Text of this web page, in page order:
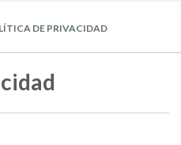
DE PRIVACIDAD